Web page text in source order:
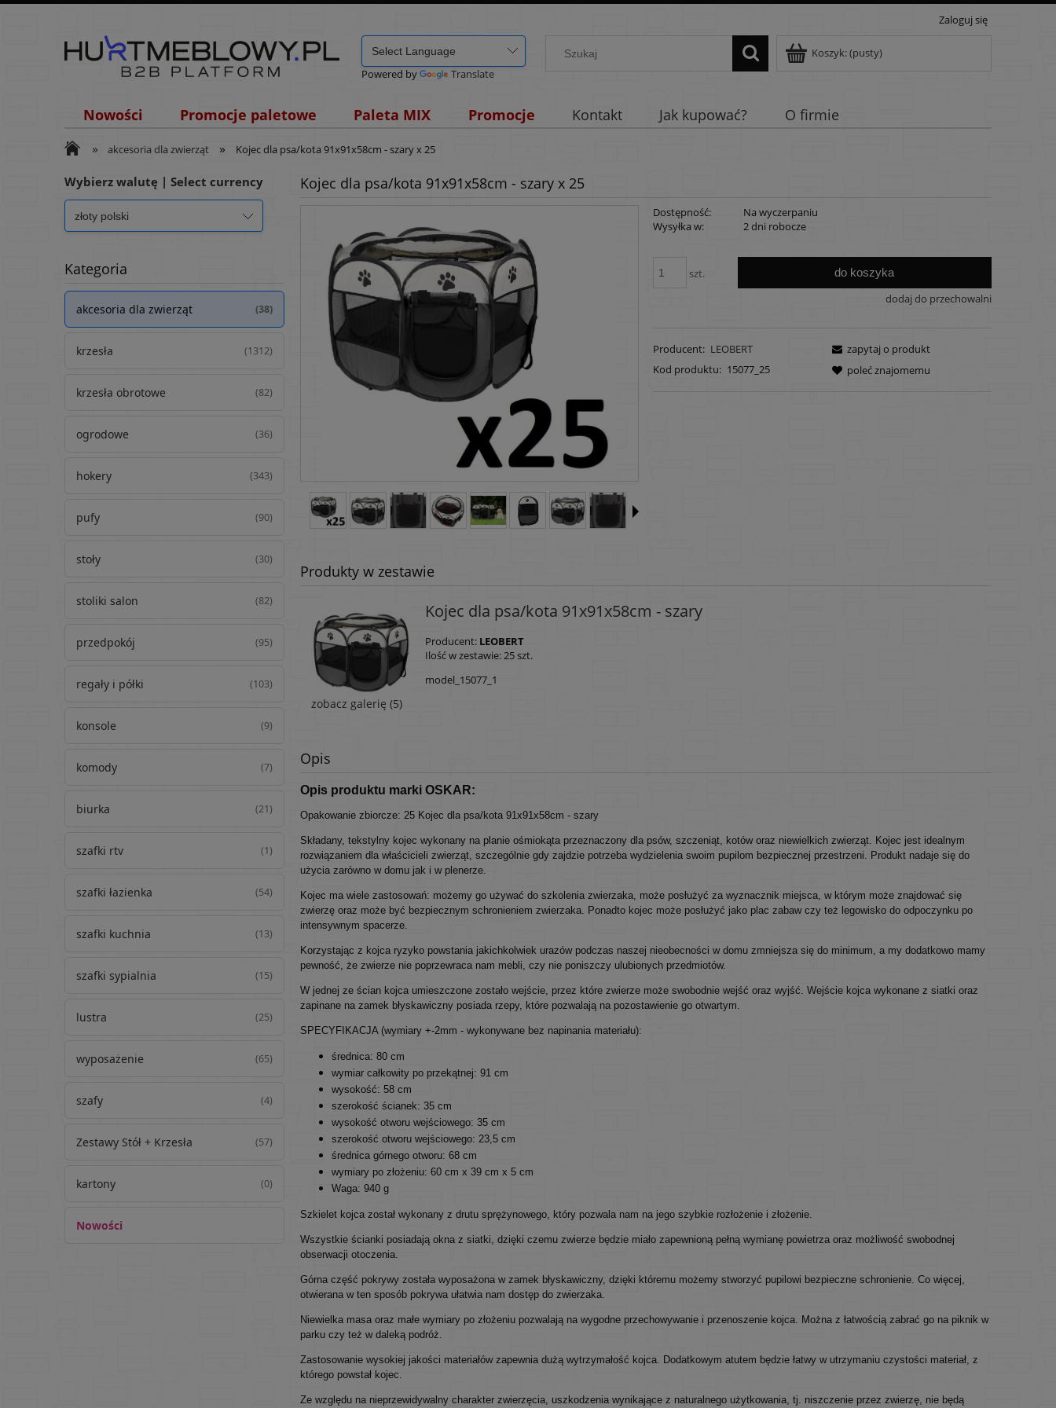
Zaloguj się
Powered by Translate
Koszyk:(pusty)
Nowości Promocje paletowe Paleta MIX Promocje Kontakt Jak kupować? O firmie
» akcesoria dla zwierząt » Kojec dla psa/kota 91x91x58cm - szary x 25
Wybierz walutę | Select currency
Kategoria
akcesoria dla zwierząt (38)
krzesła (1312)
krzesła obrotowe (82)
ogrodowe (36)
hokery (343)
pufy (90)
stoły (30)
stoliki salon (82)
przedpokój (95)
regały i półki (103)
konsole (9)
komody (7)
biurka (21)
szafki rtv (1)
szafki łazienka (54)
szafki kuchnia (13)
szafki sypialnia (15)
lustra (25)
wyposażenie (65)
szafy (4)
Zestawy Stół + Krzesła (57)
kartony (0)
Nowości
Kojec dla psa/kota 91x91x58cm - szary x 25
Dostępność:
Na wyczerpaniu
Wysyłka w:
2 dni robocze
szt. do koszyka
dodaj do przechowalni
Producent: LEOBERT
Kod produktu: 15077_25
zapytaj o produkt
poleć znajomemu
Produkty w zestawie
zobacz galerię (5)
Kojec dla psa/kota 91x91x58cm - szary
Producent: LEOBERT
Ilość w zestawie:25szt.
model_15077_1
Opis
Opis produktu marki OSKAR:
Opakowanie zbiorcze: 25 Kojec dla psa/kota 91x91x58cm - szary
Składany, tekstylny kojec wykonany na planie ośmiokąta przeznaczony dla psów, szczeniąt, kotów oraz niewielkich zwierząt. Kojec jest idealnym
rozwiązaniem dla właścicieli zwierząt, szczególnie gdy zajdzie potrzeba wydzielenia swoim pupilom bezpiecznej przestrzeni. Produkt nadaje się do
użycia zarówno w domu jak i w plenerze.
Kojec ma wiele zastosowań: możemy go używać do szkolenia zwierzaka, może posłużyć za wyznacznik miejsca, w którym może znajdować się
zwierzę oraz może być bezpiecznym schronieniem zwierzaka. Ponadto kojec może posłużyć jako plac zabaw czy też legowisko do odpoczynku po
intensywnym spacerze.
Korzystając z kojca ryzyko powstania jakichkolwiek urazów podczas naszej nieobecności w domu zmniejsza się do minimum, a my dodatkowo mamy
pewność, że zwierze nie poprzewraca nam mebli, czy nie poniszczy ulubionych przedmiotów.
W jednej ze ścian kojca umieszczone zostało wejście, przez które zwierze może swobodnie wejść oraz wyjść. Wejście kojca wykonane z siatki oraz
zapinane na zamek błyskawiczny posiada rzepy, które pozwalają na pozostawienie go otwartym.
SPECYFIKACJA (wymiary +-2mm - wykonywane bez napinania materiału):
średnica: 80 cm
wymiar całkowity po przekątnej: 91 cm
wysokość: 58 cm
szerokość ścianek: 35 cm
wysokość otworu wejściowego: 35 cm
szerokość otworu wejściowego: 23,5 cm
średnica górnego otworu: 68 cm
wymiary po złożeniu: 60 cm x 39 cm x 5 cm
Waga: 940 g
Szkielet kojca został wykonany z drutu sprężynowego, który pozwala nam na jego szybkie rozłożenie i złożenie.
Wszystkie ścianki posiadają okna z siatki, dzięki czemu zwierze będzie miało zapewnioną pełną wymianę powietrza oraz możliwość swobodnej
obserwacji otoczenia.
Górna część pokrywy została wyposażona w zamek błyskawiczny, dzięki któremu możemy stworzyć pupilowi bezpieczne schronienie. Co więcej,
otwierana w ten sposób pokrywa ułatwia nam dostęp do zwierzaka.
Niewielka masa oraz małe wymiary po złożeniu pozwalają na wygodne przechowywanie i przenoszenie kojca. Można z łatwością zabrać go na piknik w
parku czy też w daleką podróż.
Zastosowanie wysokiej jakości materiałów zapewnia dużą wytrzymałość kojca. Dodatkowym atutem będzie łatwy w utrzymaniu czystości materiał, z
którego powstał kojec.
Ze względu na nieprzewidywalny charakter zwierzęcia, uszkodzenia wynikające z naturalnego użytkowania, tj. niszczenie przez zwierzę, nie będą